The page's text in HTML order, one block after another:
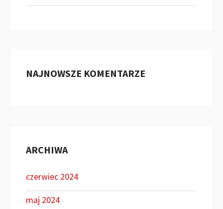
NAJNOWSZE KOMENTARZE
ARCHIWA
czerwiec 2024
maj 2024